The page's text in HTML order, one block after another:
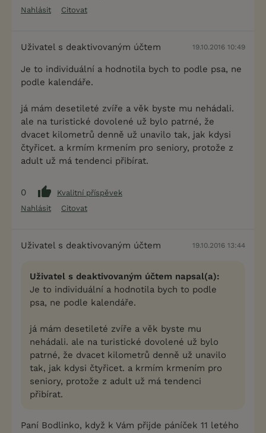
Nahlásit
Citovat
Uživatel s deaktivovaným účtem 19.10.2016 10:49
Je to individuální a hodnotila bych to podle psa, ne
podle kalendáře.
já mám desetileté zvíře a věk byste mu nehádali.
ale na turistické dovolené už bylo patrné, že
dvacet kilometrů denně už unavilo tak, jak kdysi
čtyřicet. a krmím krmením pro seniory, protože z
adult už má tendenci přibírat.
0
Kvalitní příspěvek
Nahlásit
Citovat
Uživatel s deaktivovaným účtem 19.10.2016 13:44
Uživatel s deaktivovaným účtem napsal(a):
Je to individuální a hodnotila bych to podle
psa, ne podle kalendáře.
já mám desetileté zvíře a věk byste mu
nehádali. ale na turistické dovolené už bylo
patrné, že dvacet kilometrů denně už unavilo
tak, jak kdysi čtyřicet. a krmím krmením pro
seniory, protože z adult už má tendenci
přibírat.
Paní Bodlinko, když k Vám přijde páníček 11 letého